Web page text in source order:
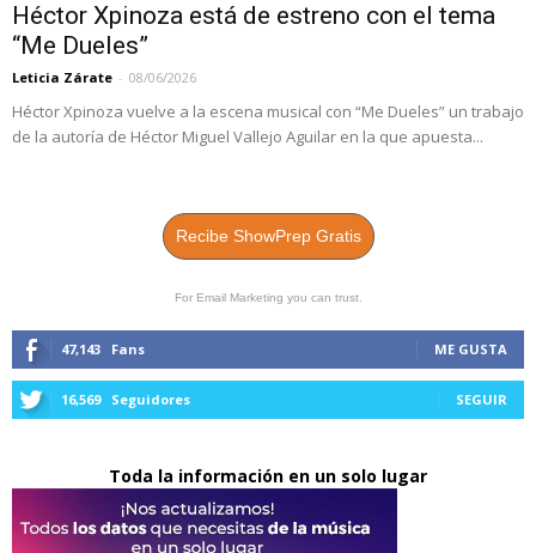
Héctor Xpinoza está de estreno con el tema
“Me Dueles”
Leticia Zárate - 08/06/2026
Héctor Xpinoza vuelve a la escena musical con “Me Dueles” un trabajo
de la autoría de Héctor Miguel Vallejo Aguilar en la que apuesta...
Recibe ShowPrep Gratis
For Email Marketing you can trust.
47,143 Fans ME GUSTA
16,569 Seguidores SEGUIR
Toda la información en un solo lugar